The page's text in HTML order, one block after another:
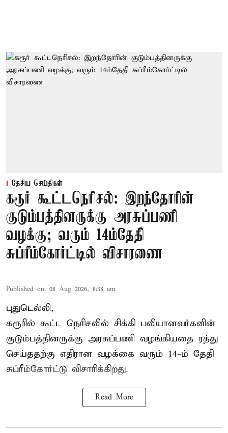
தேசிய செய்திகள்
கரூர் கூட்டநெரிசல்: இறந்தோரின்
குடும்பத்தினருக்கு அரசுப்பணி
வழக்கு; வரும் 14ம்தேதி
சுப்ரீம்கோர்ட்டில் விசாரணை
Published on: 08 Aug 2026, 8:38 am
புதுடெல்லி,
கரூரில் கூட்ட நெரிசலில் சிக்கி பலியானவர்களின்
குடும்பத்தினருக்கு அரசுப்பணி வழங்கியதை ரத்து
செய்ததற்கு எதிரான வழக்கை வரும் 14-ம் தேதி
சுப்ரீம்கோர்ட்டு விசாரிக்கிறது.
Read More